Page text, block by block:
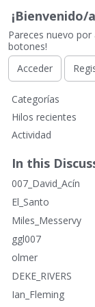
¡Bienvenido/
Pareces nuevo por
botones!
Acceder
E
n
a
c
e
s
r
á
d
o
s
Categorías
Hilos recientes
Actividad
In this
007_David_Acín
El_Santo
Miles_Messervy
ggl007
olmer
DEKE_RIVERS
Ian_Fleming